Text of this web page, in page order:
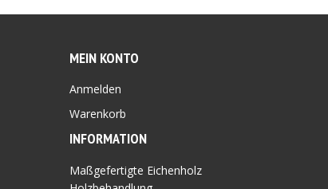
MEIN KONTO
Anmelden
Warenkorb
INFORMATION
Maßgefertigte Eichenholz